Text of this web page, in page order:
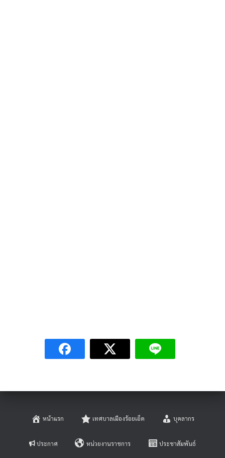
หน้าแรก เทศบาลเมืองร้อยเอ็ด บุคลากร
ประกาศ หน่วยงานราชการ ประชาสัมพันธ์